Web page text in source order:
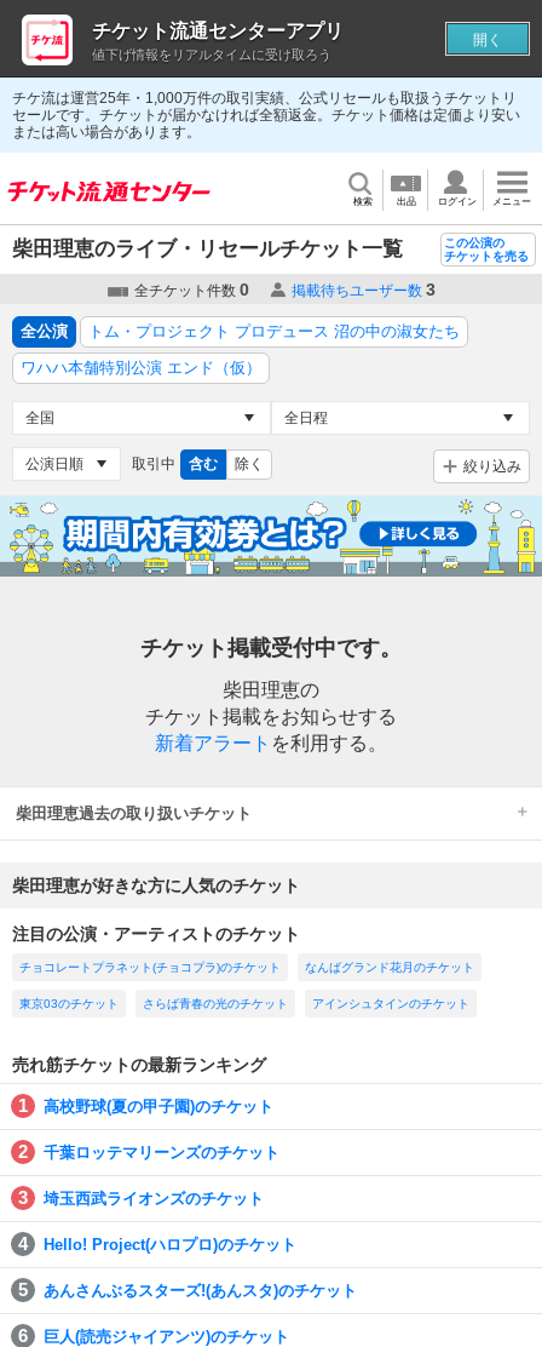
チケ流は運営25年・1,000万件の取引実績、公式リセールも取扱うチケットリ
セールです。チケットが届かなければ全額返金。チケット価格は定価より安い
または高い場合があります。
検索 出品 ログイン メニュー
柴田理恵のライブ・リセールチケット一覧
この公演の
チケットを売る
全チケット件数 0 掲載待ちユーザー数 3
全公演
トム・プロジェクト プロデュース 沼の中の淑女たち
ワハハ本舗特別公演 エンド（仮）
取引中 含む 除く 絞り込み
チケット掲載受付中です。
柴田理恵の
チケット掲載をお知らせする
新着アラート を利用する。
柴田理恵過去の取り扱いチケット
柴田理恵が好きな方に人気のチケット
注目の公演・アーティストのチケット
チョコレートプラネット(チョコプラ)のチケット なんばグランド花月のチケット
東京03のチケット さらば青春の光のチケット アインシュタインのチケット
売れ筋チケットの最新ランキング
高校野球(夏の甲子園)のチケット
千葉ロッテマリーンズのチケット
埼玉西武ライオンズのチケット
Hello! Project(ハロプロ)のチケット
あんさんぶるスターズ!(あんスタ)のチケット
巨人(読売ジャイアンツ)のチケット
チケット流通センターアプリ
値下げ情報をリアルタイムに受け取ろう
開く